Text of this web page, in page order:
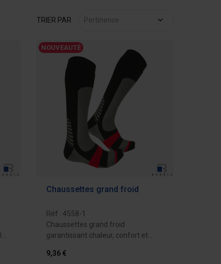
TRIER PAR Pertinence
NOUVEAUTÉ
Chaussettes grand froid
Réf : 4558-1
Chaussettes grand froid
garantissant chaleur, confort et
9,36 €